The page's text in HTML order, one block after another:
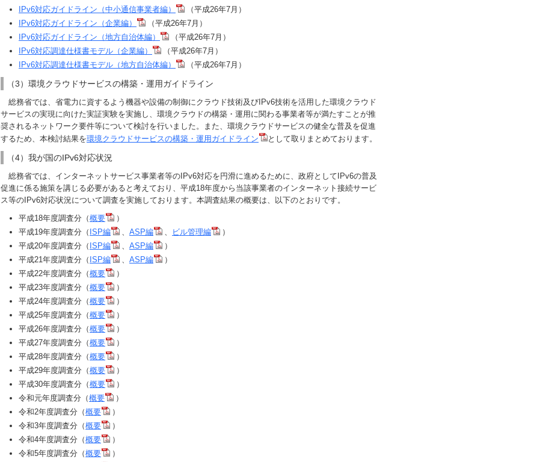
IPv6対応ガイドライン（中小通信事業者編）
（平成26年7月）
IPv6対応ガイドライン（企業編）
（平成26年7月）
IPv6対応ガイドライン（地方自治体編）
（平成26年7月）
IPv6対応調達仕様書モデル（企業編）
（平成26年7月）
IPv6対応調達仕様書モデル（地方自治体編）
（平成26年7月）
（3）環境クラウドサービスの構築・運用ガイドライン
総務省では、省電力に資するよう機器や設備の制御にクラウド技術及びIPv6技術を活用した環境クラウド
サービスの実現に向けた実証実験を実施し、環境クラウドの構築・運用に関わる事業者等が満たすことが推
奨されるネットワーク要件等について検討を行いました。また、環境クラウドサービスの健全な普及を促進
するため、本検討結果を環境クラウドサービスの構築・運用ガイドライン として取りまとめております。
（4）我が国のIPv6対応状況
総務省では、インターネットサービス事業者等のIPv6対応を円滑に進めるために、政府としてIPv6の普及
促進に係る施策を講じる必要があると考えており、平成18年度から当該事業者のインターネット接続サービ
ス等のIPv6対応状況について調査を実施しております。本調査結果の概要は、以下のとおりです。
平成18年度調査分（概要
）
平成19年度調査分（ ISP編 、 ASP編 、 ビル管理編
）
平成20年度調査分（ ISP編 、 ASP編
）
平成21年度調査分（ ISP編 、 ASP編
）
平成22年度調査分（概要
）
平成23年度調査分（概要
）
平成24年度調査分（概要
）
平成25年度調査分（概要
）
平成26年度調査分（概要
）
平成27年度調査分（概要
）
平成28年度調査分（概要
）
平成29年度調査分（概要
）
平成30年度調査分（概要
）
令和元年度調査分（概要
）
令和2年度調査分（概要
）
令和3年度調査分（概要
）
令和4年度調査分（概要
）
令和5年度調査分（概要
）